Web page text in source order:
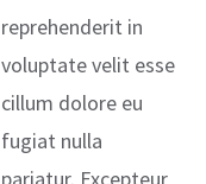
reprehenderit in
voluptate velit esse
cillum dolore eu
fugiat nulla